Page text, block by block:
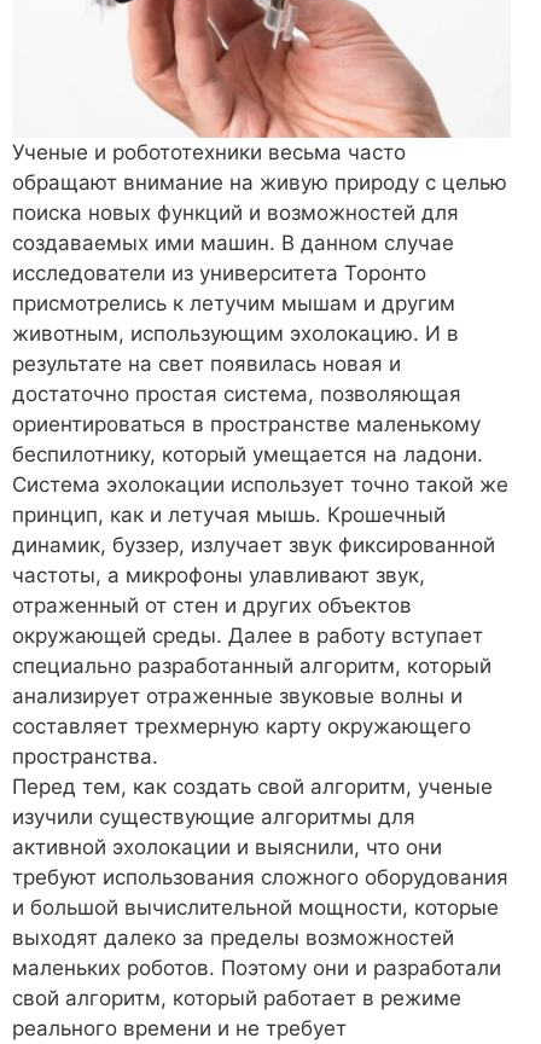
Ученые и робототехники весьма часто
обращают внимание на живую природу с целью
поиска новых функций и возможностей для
создаваемых ими машин. В данном случае
исследователи из университета Торонто
присмотрелись к летучим мышам и другим
животным, использующим эхолокацию. И в
результате на свет появилась новая и
достаточно простая система, позволяющая
ориентироваться в пространстве маленькому
беспилотнику, который умещается на ладони.
Система эхолокации использует точно такой же
принцип, как и летучая мышь. Крошечный
динамик, буззер, излучает звук фиксированной
частоты, а микрофоны улавливают звук,
отраженный от стен и других объектов
окружающей среды. Далее в работу вступает
специально разработанный алгоритм, который
анализирует отраженные звуковые волны и
составляет трехмерную карту окружающего
пространства.
Перед тем, как создать свой алгоритм, ученые
изучили существующие алгоритмы для
активной эхолокации и выяснили, что они
требуют использования сложного оборудования
и большой вычислительной мощности, которые
выходят далеко за пределы возможностей
маленьких роботов. Поэтому они и разработали
свой алгоритм, который работает в режиме
реального времени и не требует